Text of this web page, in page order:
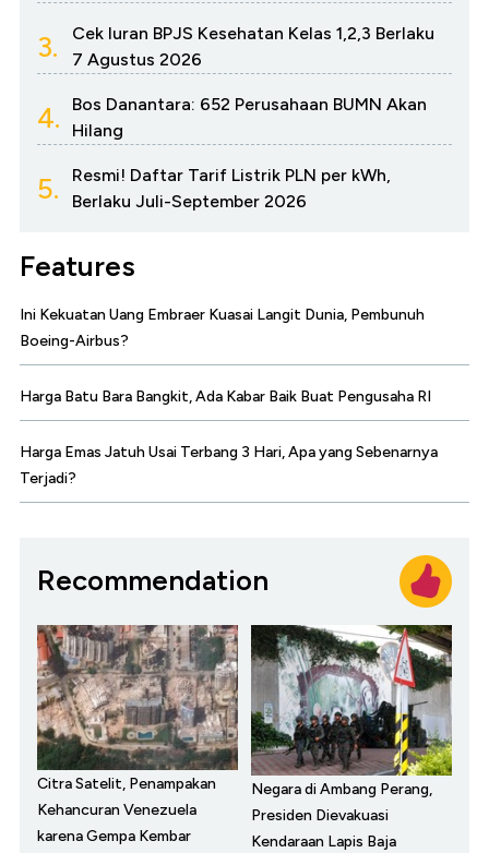
3.
Cek Iuran BPJS Kesehatan Kelas 1,2,3 Berlaku
7 Agustus 2026
4.
Bos Danantara: 652 Perusahaan BUMN Akan
Hilang
5.
Resmi! Daftar Tarif Listrik PLN per kWh,
Berlaku Juli-September 2026
Features
Ini Kekuatan Uang Embraer Kuasai Langit Dunia, Pembunuh
Boeing-Airbus?
Harga Batu Bara Bangkit, Ada Kabar Baik Buat Pengusaha RI
Harga Emas Jatuh Usai Terbang 3 Hari, Apa yang Sebenarnya
Terjadi?
Recommendation
Citra Satelit, Penampakan
Kehancuran Venezuela
karena Gempa Kembar
Negara di Ambang Perang,
Presiden Dievakuasi
Kendaraan Lapis Baja